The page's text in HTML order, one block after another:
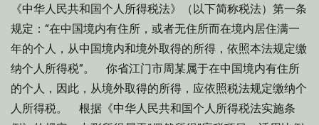
《中华人民共和国个人所得税法》（以下简称税法）第一条
规定：“在中国境内有住所，或者无住所而在境内居住满一
年的个人，从中国境内和境外取得的所得，依照本法规定缴
纳个人所得税”。 你省江门市周某属于在中国境内有住所
的个人，因此，从境外取得的所得，应依照税法规定缴纳个
人所得税。 根据《中华人民共和国个人所得税法实施条